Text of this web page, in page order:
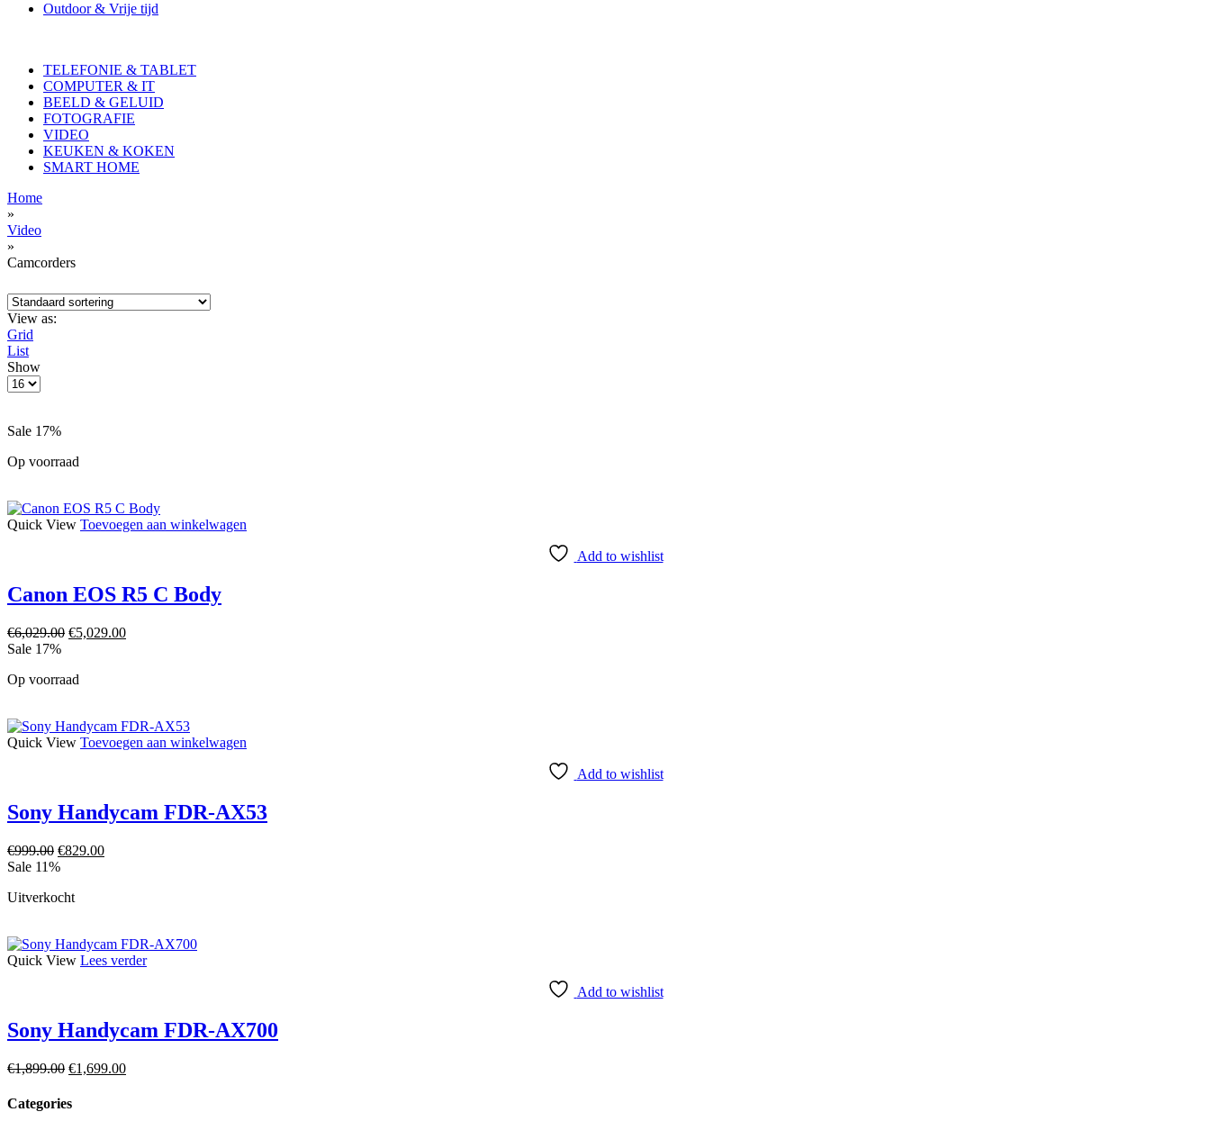
Outdoor & Vrije tijd
TELEFONIE & TABLET
COMPUTER & IT
BEELD & GELUID
FOTOGRAFIE
VIDEO
KEUKEN & KOKEN
SMART HOME
Home
»
Video
»
Camcorders
View as:
Grid
List
Show
Sale 17%
Op voorraad
Quick View Toevoegen aan winkelwagen
Add to wishlist
Canon EOS R5 C Body
€6,029.00 €5,029.00
Sale 17%
Op voorraad
Quick View Toevoegen aan winkelwagen
Add to wishlist
Sony Handycam FDR-AX53
€999.00 €829.00
Sale 11%
Uitverkocht
Quick View Lees verder
Add to wishlist
Sony Handycam FDR-AX700
€1,899.00 €1,699.00
Categories